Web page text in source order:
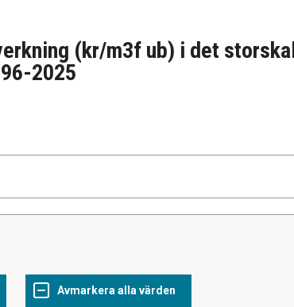
(kr/m3f ub) i det
2025